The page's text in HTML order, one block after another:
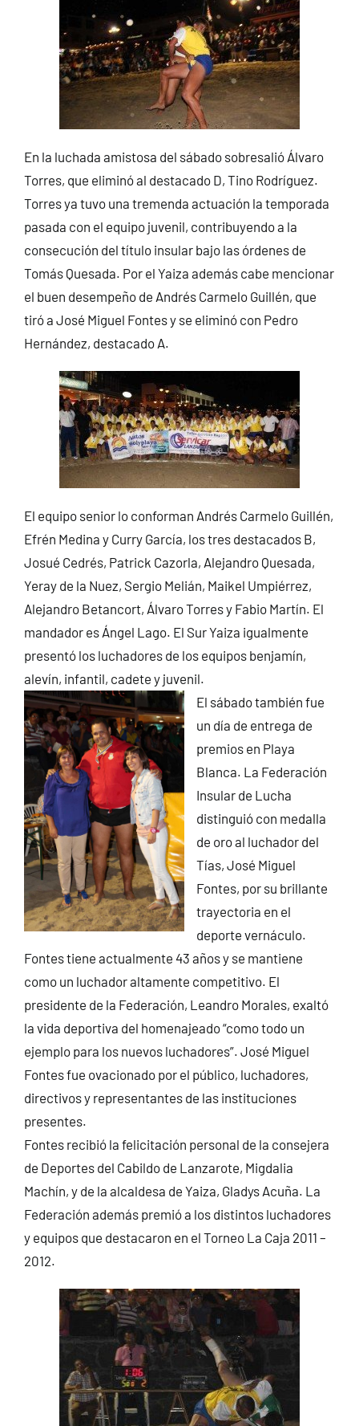
En la luchada amistosa del sábado sobresalió Álvaro
Torres, que eliminó al destacado D, Tino Rodríguez.
Torres ya tuvo una tremenda actuación la temporada
pasada con el equipo juvenil, contribuyendo a la
consecución del título insular bajo las órdenes de
Tomás Quesada. Por el Yaiza además cabe mencionar
el buen desempeño de Andrés Carmelo Guillén, que
tiró a José Miguel Fontes y se eliminó con Pedro
Hernández, destacado A.
El equipo senior lo conforman Andrés Carmelo Guillén,
Efrén Medina y Curry García, los tres destacados B,
Josué Cedrés, Patrick Cazorla, Alejandro Quesada,
Yeray de la Nuez, Sergio Melián, Maikel Umpiérrez,
Alejandro Betancort, Álvaro Torres y Fabio Martín. El
mandador es Ángel Lago. El Sur Yaiza igualmente
presentó los luchadores de los equipos benjamín,
alevín, infantil, cadete y juvenil.
El sábado también fue
un día de entrega de
premios en Playa
Blanca. La Federación
Insular de Lucha
distinguió con medalla
de oro al luchador del
Tías, José Miguel
Fontes, por su brillante
trayectoria en el
deporte vernáculo.
Fontes tiene actualmente 43 años y se mantiene
como un luchador altamente competitivo. El
presidente de la Federación, Leandro Morales, exaltó
la vida deportiva del homenajeado “como todo un
ejemplo para los nuevos luchadores”. José Miguel
Fontes fue ovacionado por el público, luchadores,
directivos y representantes de las instituciones
presentes.
Fontes recibió la felicitación personal de la consejera
de Deportes del Cabildo de Lanzarote, Migdalia
Machín, y de la alcaldesa de Yaiza, Gladys Acuña. La
Federación además premió a los distintos luchadores
y equipos que destacaron en el Torneo La Caja 2011 –
2012.